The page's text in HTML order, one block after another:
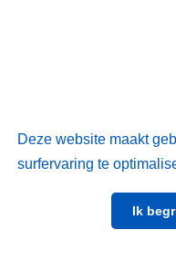
Deze website maakt
surfervaring te
Ik